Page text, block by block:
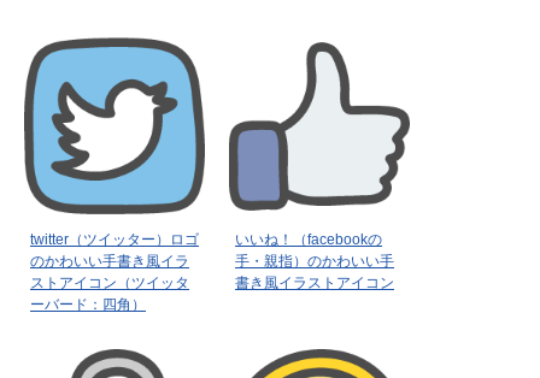
twitter（ツイッター）ロゴ
のかわいい手書き風イラ
ストアイコン（ツイッタ
ーバード：四角）
いいね！（facebookの
手・親指）のかわいい手
書き風イラストアイコン